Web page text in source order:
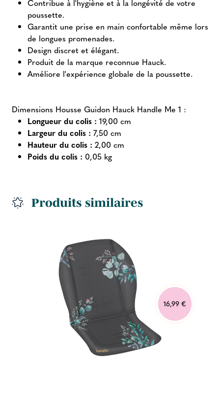
Contribue à l'hygiène et à la longévité de votre
poussette.
Garantit une prise en main confortable même lors
de longues promenades.
Design discret et élégant.
Produit de la marque reconnue Hauck.
Améliore l'expérience globale de la poussette.
Dimensions Housse Guidon Hauck Handle Me 1 :
Longueur du colis : 19,00 cm
Largeur du colis : 7,50 cm
Hauteur du colis : 2,00 cm
Poids du colis : 0,05 kg
Produits similaires
16,99 €